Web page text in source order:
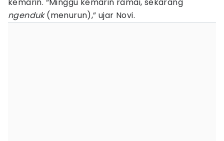
ngenduk(menurun),” ujar Novi.